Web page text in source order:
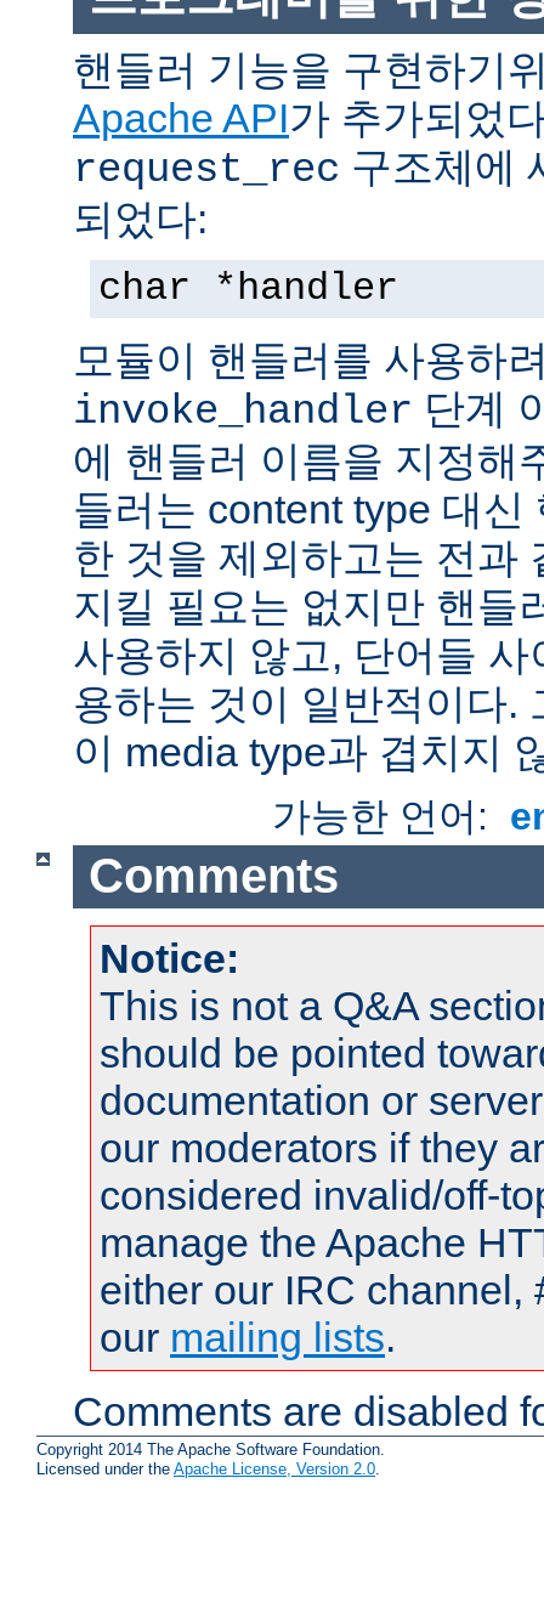
핸들러 기능을 구현하기
Apache API가 추가되었
request_rec 구조체에
되었다:
char *handler
모듈이 핸들러를 사용하
invoke_handler 단계
에 핸들러 이름을 지정해
들러는 content type 대신
한 것을 제외하고는 전과
지킬 필요는 없지만 핸들
사용하지 않고, 단어들
용하는 것이 일반적이다.
이 media type과 겹치지
가능한 언어:
Comments
Notice:
This is not a Q&A
should be pointed
documentation or
our moderators if they
considered invalid/off-
manage the Apache
either our IRC channel,
our mailing lists.
Comments are disabled
Copyright 2014 The Apache Software Foundation.
Licensed under the Apache License, Version 2.0